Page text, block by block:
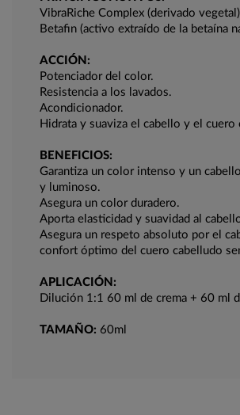
VibraRiche Complex (derivado vegetal)
Betafin (activo extraído de la betaína
ACCIÓN:
Potenciador del color.
Resistencia a los lavados.
Acondicionador.
Hidrata y suaviza el cabello y el cuero
BENEFICIOS:
Garantiza un color intenso y un
y luminoso.
Asegura un color duradero.
Aporta elasticidad y suavidad al
Asegura un respeto absoluto por el
confort óptimo del cuero cabelludo
APLICACIÓN:
Dilución 1:1 60 ml de crema + 60 ml
TAMAÑO: 60ml